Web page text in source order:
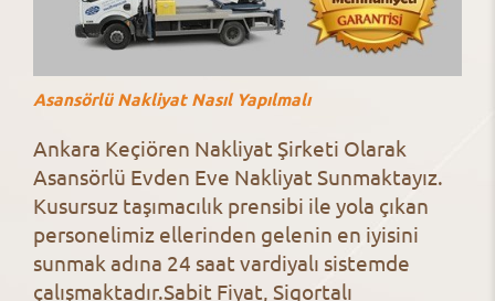
Asansörlü Nakliyat Nasıl Yapılmalı
Ankara Keçiören Nakliyat Şirketi Olarak
Asansörlü Evden Eve Nakliyat Sunmaktayız.
Kusursuz taşımacılık prensibi ile yola çıkan
personelimiz ellerinden gelenin en iyisini
sunmak adına 24 saat vardiyalı sistemde
çalışmaktadır.Sabit Fiyat, Sigortalı